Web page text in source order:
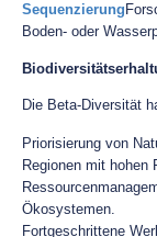
Sequenzierung
Boden- oder
Die Beta-Diversität
Priorisierung von
Regionen mit hohen
Ökosystemen.
Fortgeschrittene